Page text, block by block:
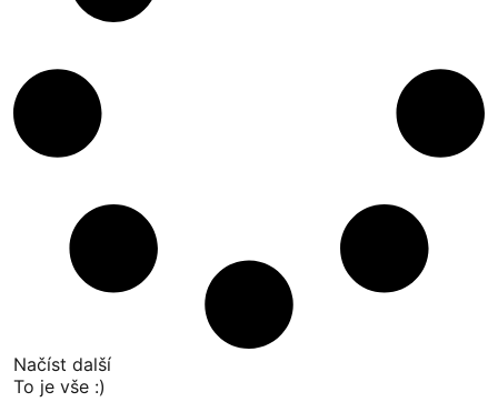
Načíst další
To je vše :)